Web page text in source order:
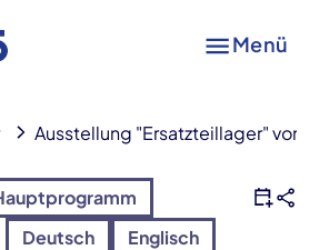
Menü
Ausstellung "Ersatzteillager" von
Deutsch Englisch